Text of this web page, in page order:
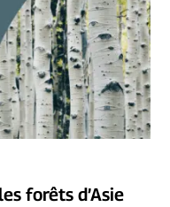
forêts d’Asie